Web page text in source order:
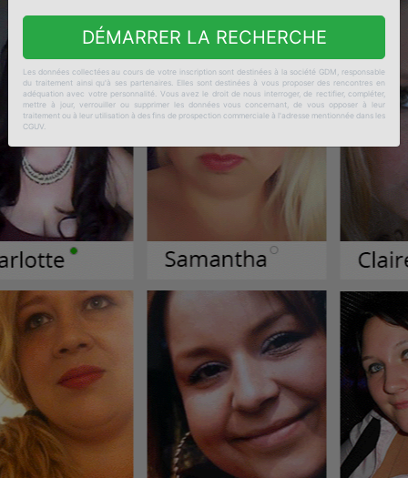
DÉMARRER LA RECHERCHE
Les données collectées au cours de votre inscription sont destinées à la société GDM, responsable
du traitement ainsi qu'à ses partenaires. Elles sont destinées à vous proposer des rencontres en
adéquation avec votre personnalité. Vous avez le droit de nous interroger, de rectifier, compléter,
mettre à jour, verrouiller ou supprimer les données vous concernant, de vous opposer à leur
traitement ou à leur utilisation à des fins de prospection commerciale à l'adresse mentionnée dans les
CGUV.